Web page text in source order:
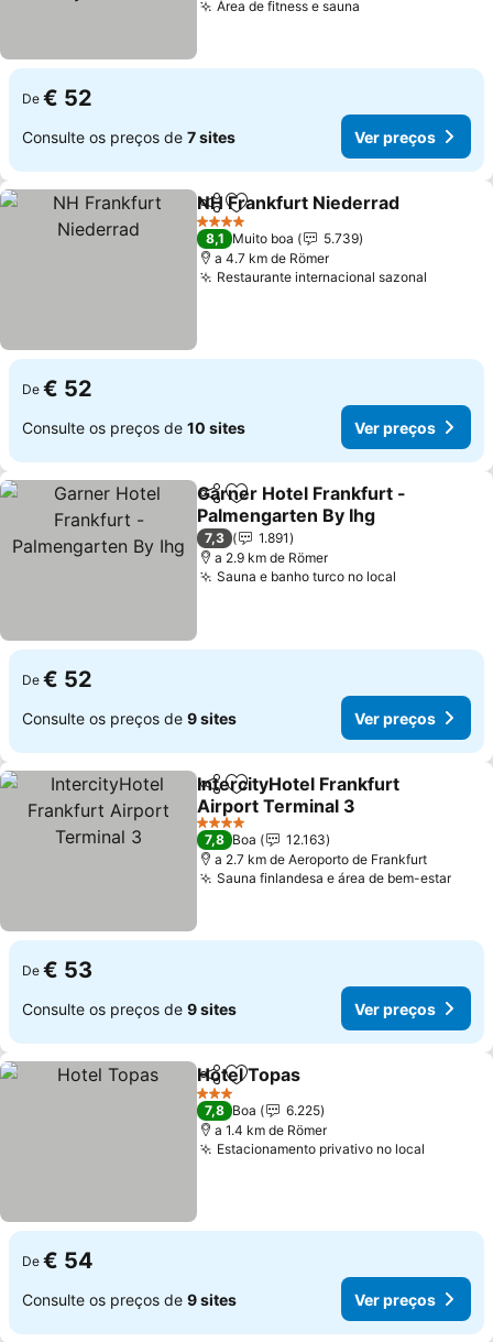
Área de fitness e sauna
De € 52
Consulte os preços de 7 sites Ver preços
PartilharAdicionar aos favoritos
NH Frankfurt Niederrad
4 Estrelas
8,1 Muito boa
5.739
a 4.7 km de Römer
Restaurante internacional sazonal
De € 52
Consulte os preços de 10 sites Ver preços
PartilharAdicionar aos favoritos
Garner Hotel Frankfurt -
Palmengarten By Ihg
Ver preços
7,3
1.891
a 2.9 km de Römer
Sauna e banho turco no local
De € 52
Consulte os preços de 9 sites Ver preços
PartilharAdicionar aos favoritos
IntercityHotel Frankfurt
Airport Terminal 3
Ver preços
4 Estrelas
7,8 Boa
12.163
a 2.7 km de Aeroporto de Frankfurt
Sauna finlandesa e área de bem-estarVer
De € 53
Consulte os preços de 9 sites Ver preços
PartilharAdicionar aos favoritos
Hotel Topas
3 Estrelas
7,8 Boa
6.225
a 1.4 km de Römer
Estacionamento privativo no local
De € 54
Consulte os preços de 9 sites Ver preços